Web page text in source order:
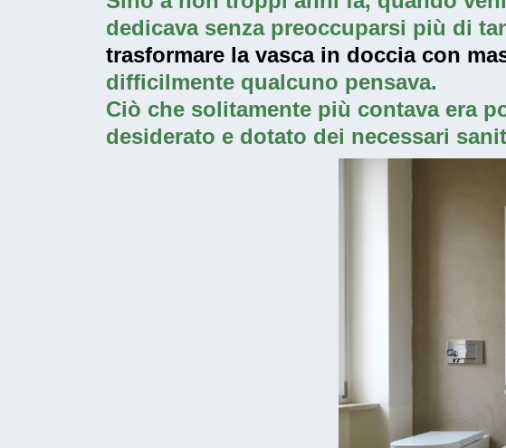
dedicava senza preoccuparsi più di
trasformare la vasca in doccia con
difficilmente qualcuno pensava.
Ciò che solitamente più contava era
desiderato e dotato dei necessari